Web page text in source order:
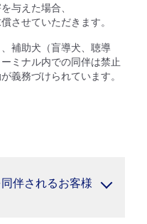
与えた場合、
させていただきます。
補助犬（盲導犬、聴導
ミナル内での同伴は禁止
義務づけられています。
伴されるお客様